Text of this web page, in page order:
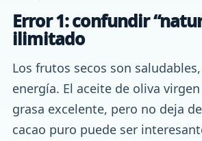
Error 1: confundir
ilimitado
Los frutos secos son
energía. El aceite de oliva
grasa excelente, pero no deja
cacao puro puede ser